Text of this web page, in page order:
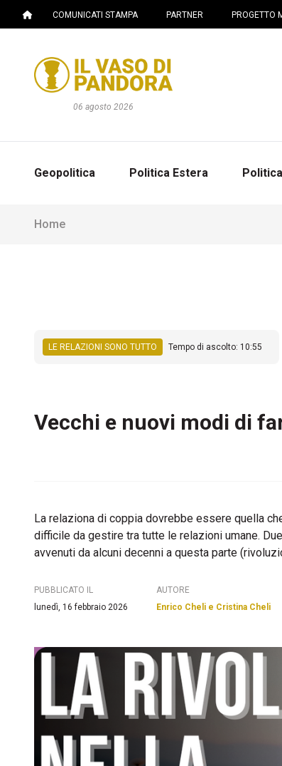
COMUNICATI STAMPA PARTNER PROGETTO
06 agosto 2026
Geopolitica Politica Estera
Home
LE RELAZIONI SONO TUTTO Tempo di ascolto: 10:55
Vecchi e nuovi modi di
La relaziona di coppia dovrebbe essere quella
difficile da gestire tra tutte le relazioni umane.
avvenuti da alcuni decenni a questa parte
PUBBLICATO IL
lunedì, 16 febbraio 2026
AUTORE
Enrico Cheli e Cristina Cheli